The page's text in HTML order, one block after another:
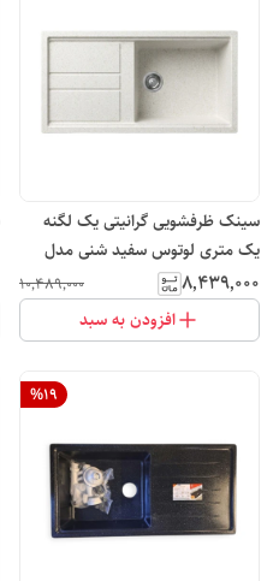
سینک ظرفشویی گرانیتی یک لگنه
یک متری لوتوس سفید شنی مدل
L102
۸٬۴۳۹٬۰۰۰ ۱۰٬۴۸۹٬۰۰۰
افزودن به سبد
%19